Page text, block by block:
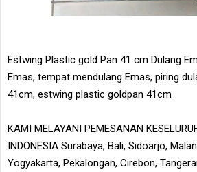
Estwing Plastic gold Pan 41 cm Dulang
Emas, tempat mendulang Emas, piring
41cm, estwing plastic goldpan 41cm
KAMI MELAYANI PEMESANAN
INDONESIA Surabaya, Bali, Sidoarjo,
Yogyakarta, Pekalongan, Cirebon,